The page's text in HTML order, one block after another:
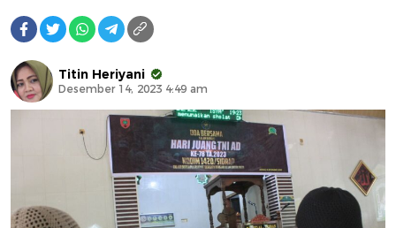
Titin Heriyani
Desember 14, 2023 4:49 am